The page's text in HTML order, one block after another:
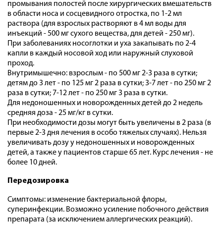
промывания полостей после хирургических вмешательств
в области носа и сосцевидного отростка, по 1-2 мл
раствора (для взрослых растворяют в 4 мл воды для
инъекций - 500 мг сухого вещества, для детей - 250 мг).
При заболеваниях носоглотки и уха закапывать по 2-4
капли в каждый носовой ход или наружный слуховой
проход.
Внутримышечно: взрослым - по 500 мг 2-3 раза в сутки;
детям до 3 лет - по 125 мг 2 раза в сутки; 3-7 лет - по 250 мг 2
раза в сутки; 7-12 лет - по 250 мг 3 раза в сутки.
Для недоношенных и новорожденных детей до 2 недель
средняя доза - 25 мг/кг в сутки.
При необходимости дозы могут быть увеличены в 2 раза (в
первые 2-3 дня лечения в особо тяжелых случаях). Нельзя
увеличивать дозу у недоношенных и новорожденных
детей, а также у пациентов старше 65 лет. Курс лечения - не
более 10 дней.
Передозировка
Симптомы: изменение бактериальной флоры,
суперинфекции. Возможно усиление побочного действия
препарата (за исключением аллергических реакций).